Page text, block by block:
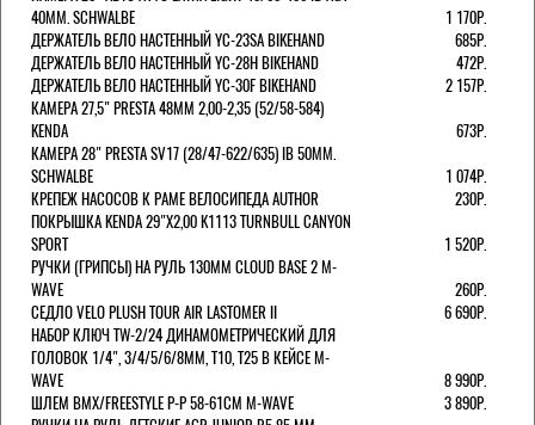
40MM. SCHWALBE
1 170Р.
ДЕРЖАТЕЛЬ ВЕЛО НАСТЕННЫЙ YC-23SA BIKEHAND
685Р.
ДЕРЖАТЕЛЬ ВЕЛО НАСТЕННЫЙ YC-28H BIKEHAND
472Р.
ДЕРЖАТЕЛЬ ВЕЛО НАСТЕННЫЙ YC-30F BIKEHAND
2 157Р.
КАМЕРА 27,5" PRESTA 48ММ 2,00-2,35 (52/58-584)
KENDA
673Р.
КАМЕРА 28" PRESTA SV17 (28/47-622/635) IB 50MM.
SCHWALBE
1 074Р.
КРЕПЕЖ НАСОСОВ К РАМЕ ВЕЛОСИПЕДА AUTHOR
230Р.
ПОКРЫШКА KENDA 29"Х2,00 K1113 TURNBULL CANYON
SPORT
1 520Р.
РУЧКИ (ГРИПСЫ) НА РУЛЬ 130ММ CLOUD BASE 2 M-
WAVE
260Р.
СЕДЛО VELO PLUSH TOUR AIR LASTOMER II
6 690Р.
НАБОР КЛЮЧ TW-2/24 ДИНАМОМЕТРИЧЕСКИЙ ДЛЯ
ГОЛОВОК 1/4", 3/4/5/6/8ММ, T10, T25 В КЕЙСЕ M-
WAVE
8 990Р.
ШЛЕМ ВМХ/FREESTYLE Р-Р 58-61СМ M-WAVE
3 890Р.